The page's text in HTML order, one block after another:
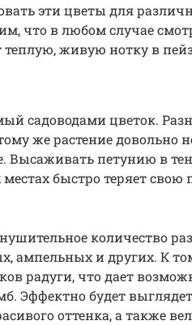
эти цветы для
что в любом случае
теплую, живую нотку в
садоводами цветок.
же растение довольно
Высаживать петунию в
быстро теряет свою
количество
ампельных и других. К
радуги, что дает
Эффектно будет
оттенка, а также